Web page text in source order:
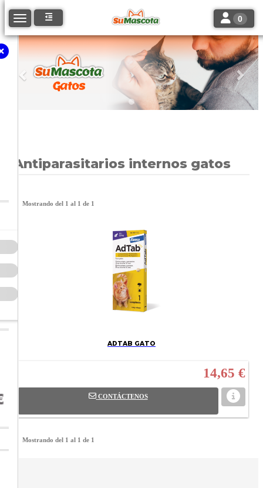
Toggle navigation Toggle
0
Anterior
Antiparasitarios internos gatos
Mostrando del 1 al 1 de 1
ADTAB GATO
14,65 €
CONTÁCTENOS
Mostrando del 1 al 1 de 1